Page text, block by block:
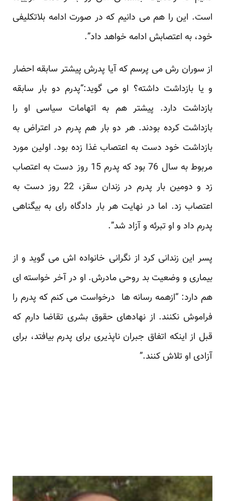
است. این را هم می دانیم که در صورت ادامه بلاتکلیفی
خود، به اعتصابش ادامه خواهد داد”.
از سوران رش می پرسم که آیا پدرش پیشتر سابقه احضار
و یا بازداشت داشته؟ او می گوید:“پدرم دو بار سابقه
بازداشت دارد. پیشتر هم به اتهامات سیاسی او را
بازداشت کرده بودند. هر دو بار هم پدرم در اعتراض به
بازداشت خود دست به اعتصاب غذا زده بود. اولین مورد
مربوط به سال 76 بود که پدرم 15 روز دست به اعتصاب
زد و دومین بار پدرم در زندان سقز، 22 روز دست به
اعتصاب زد. اما در نهایت هر بار دادگاه رای به بیگناهی
پدرم داد و او تبرئه و آزاد شد”.
پسر این زندانی کرد از نگرانی خانواده اش می گوید و از
بیماری و وضعیت بد روحی مادرش. او در آخر خواسته ای
هم دارد: “ازهمه رسانه ها درخواست می کنم که پدرم را
فراموش نکنند. از نهادهای حقوق بشری تقاضا دارم که
قبل از اینکه اتفاق جبران ناپذیری برای پدرم بیافتد، برای
آزادی او تلاش کنند.”